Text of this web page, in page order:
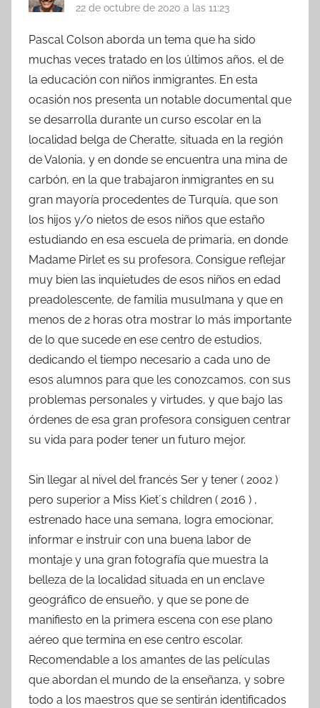
22 de octubre de 2020 a las 11:23
Pascal Colson aborda un tema que ha sido
muchas veces tratado en los últimos años, el de
la educación con niños inmigrantes. En esta
ocasión nos presenta un notable documental que
se desarrolla durante un curso escolar en la
localidad belga de Cheratte, situada en la región
de Valonia, y en donde se encuentra una mina de
carbón, en la que trabajaron inmigrantes en su
gran mayoría procedentes de Turquía, que son
los hijos y/o nietos de esos niños que estaño
estudiando en esa escuela de primaria, en donde
Madame Pirlet es su profesora. Consigue reflejar
muy bien las inquietudes de esos niños en edad
preadolescente, de familia musulmana y que en
menos de 2 horas otra mostrar lo más importante
de lo que sucede en ese centro de estudios,
dedicando el tiempo necesario a cada uno de
esos alumnos para que les conozcamos, con sus
problemas personales y virtudes, y que bajo las
órdenes de esa gran profesora consiguen centrar
su vida para poder tener un futuro mejor.
Sin llegar al nivel del francés Ser y tener ( 2002 )
pero superior a Miss Kiet´s children ( 2016 ) ,
estrenado hace una semana, logra emocionar,
informar e instruir con una buena labor de
montaje y una gran fotografía que muestra la
belleza de la localidad situada en un enclave
geográfico de ensueño, y que se pone de
manifiesto en la primera escena con ese plano
aéreo que termina en ese centro escolar.
Recomendable a los amantes de las películas
que abordan el mundo de la enseñanza, y sobre
todo a los maestros que se sentirán identificados